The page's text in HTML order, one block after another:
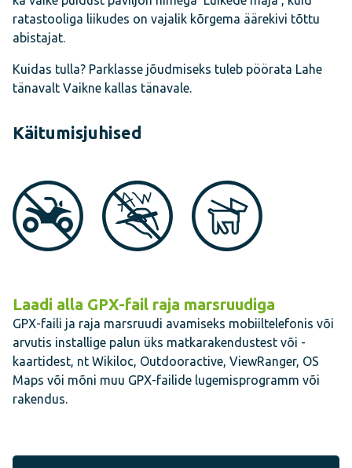
ratastooliga liikudes on vajalik kõrgema äärekivi tõttu
abistajat.
Kuidas tulla? Parklasse jõudmiseks tuleb pöörata Lahe
tänavalt Vaikne kallas tänavale.
Käitumisjuhised
Laadi alla GPX-fail raja marsruudiga
GPX-faili ja raja marsruudi avamiseks mobiiltelefonis või
arvutis installige palun üks matkarakendustest või -
kaartidest, nt Wikiloc, Outdooractive, ViewRanger, OS
Maps või mõni muu GPX-failide lugemisprogramm või
rakendus.